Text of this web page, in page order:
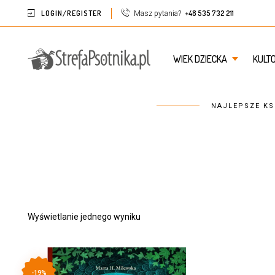
LOGIN/REGISTER Masz pytania? +48 535 732 211
WIEK DZIECKA
NAJLEPSZE
Wyświetlanie jednego wyniku
-19%